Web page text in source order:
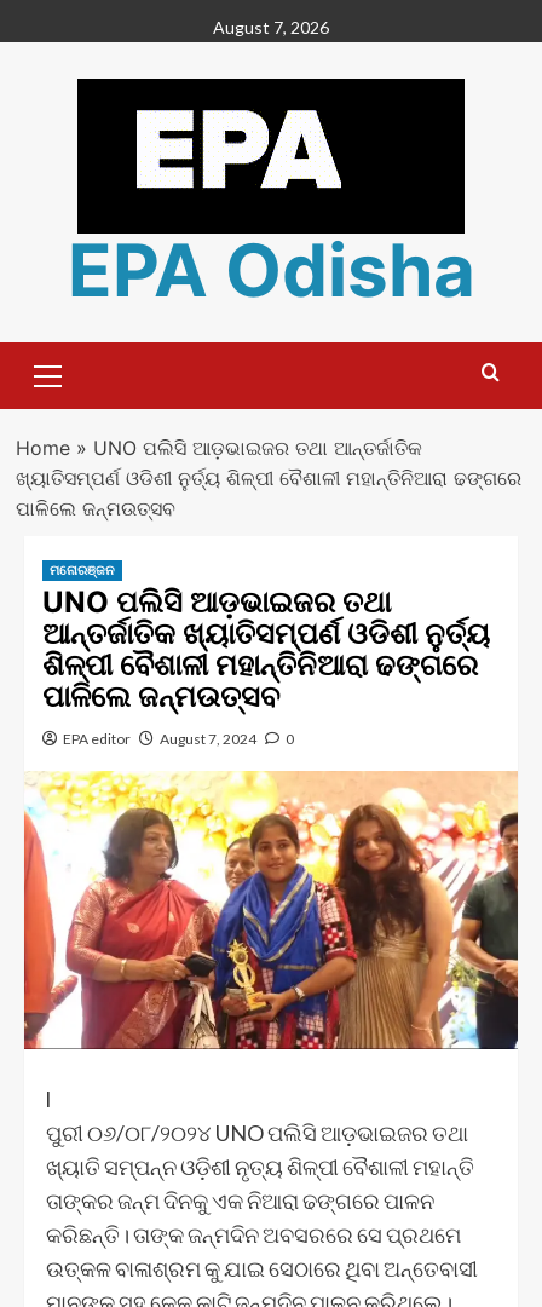
to
August 7, 2026
EPA Odisha
Menu
Home» UNO ପଲିସି ଆଡ଼ଭାଇଜର ତଥା ଆନ୍ତର୍ଜାତିକ
ଖ୍ୟାତିସମ୍ପର୍ଣ ଓଡିଶୀ ନୁର୍ତ୍ୟ ଶିଳ୍ପୀ ବୈଶାଳୀ ମହାନ୍ତିନିଆରା ଢଙ୍ଗରେ
ପାଳିଲେ ଜନ୍ମଉତ୍ସବ
ମନୋରଞ୍ଜନ
UNO ପଲିସି ଆଡ଼ଭାଇଜର ତଥା
ଆନ୍ତର୍ଜାତିକ ଖ୍ୟାତିସମ୍ପର୍ଣ ଓଡିଶୀ ନୁର୍ତ୍ୟ
ଶିଳ୍ପୀ ବୈଶାଳୀ ମହାନ୍ତିନିଆରା ଢଙ୍ଗରେ
ପାଳିଲେ ଜନ୍ମଉତ୍ସବ
EPA editor August 7, 2024 0
l
ପୁରୀ ୦୬/୦୮/୨୦୨୪ UNO ପଲିସି ଆଡ଼ଭାଇଜର ତଥା
ଖ୍ୟାତି ସମ୍ପନ୍ନ ଓଡ଼ିଶୀ ନୃତ୍ୟ ଶିଳ୍ପୀ ବୈଶାଳୀ ମହାନ୍ତି
ତାଙ୍କର ଜନ୍ମ ଦିନକୁ ଏକ ନିଆରା ଢଙ୍ଗରେ ପାଳନ
କରିଛନ୍ତି। ତାଙ୍କ ଜନ୍ମଦିନ ଅବସରରେ ସେ ପ୍ରଥମେ
ଉତ୍କଳ ବାଳାଶ୍ରମ କୁ ଯାଇ ସେଠାରେ ଥିବା ଅନ୍ତେବାସୀ